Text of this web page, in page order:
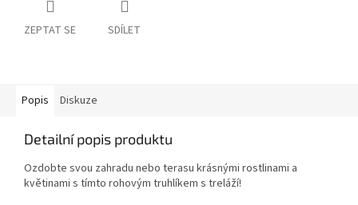
ZEPTAT SE SDÍLET
Popis Diskuze
Detailní popis produktu
Ozdobte svou zahradu nebo terasu krásnými rostlinami a
květinami s tímto rohovým truhlíkem s treláží!